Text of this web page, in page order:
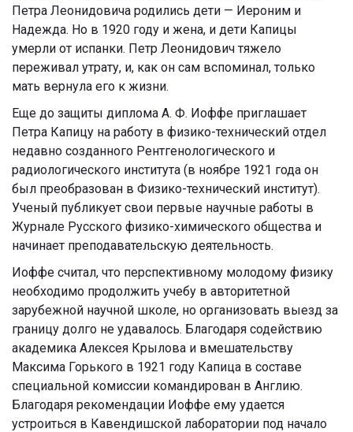
Петра Леонидовича родились дети — Иероним и
Надежда. Но в 1920 году и жена, и дети Капицы
умерли от испанки. Петр Леонидович тяжело
переживал утрату, и, как он сам вспоминал, только
мать вернула его к жизни.
Еще до защиты диплома А. Ф. Иоффе приглашает
Петра Капицу на работу в физико-технический отдел
недавно созданного Рентгенологического и
радиологического института (в ноябре 1921 года он
был преобразован в Физико-технический институт).
Ученый публикует свои первые научные работы в
Журнале Русского физико-химического общества и
начинает преподавательскую деятельность.
Иоффе считал, что перспективному молодому физику
необходимо продолжить учебу в авторитетной
зарубежной научной школе, но организовать выезд за
границу долго не удавалось. Благодаря содействию
академика Алексея Крылова и вмешательству
Максима Горького в 1921 году Капица в составе
специальной комиссии командирован в Англию.
Благодаря рекомендации Иоффе ему удается
устроиться в Кавендишской лаборатории под начало